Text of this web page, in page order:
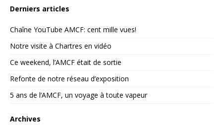
Derniers articles
Chaîne YouTube AMCF: cent mille vues!
Notre visite à Chartres en vidéo
Ce weekend, l’AMCF était de sortie
Refonte de notre réseau d’exposition
5 ans de l’AMCF, un voyage à toute vapeur
Archives